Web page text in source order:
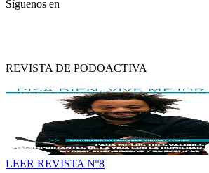
Síguenos en
REVISTA DE PODOACTIVA
LEER REVISTA Nº8